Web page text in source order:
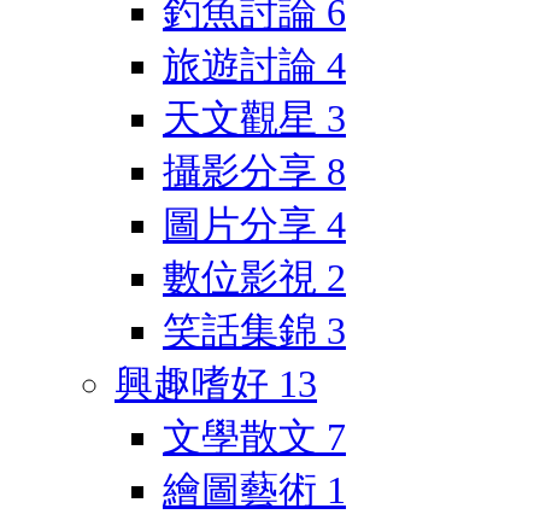
釣魚討論 6
旅遊討論 4
天文觀星 3
攝影分享 8
圖片分享 4
數位影視 2
笑話集錦 3
興趣嗜好 13
文學散文 7
繪圖藝術 1